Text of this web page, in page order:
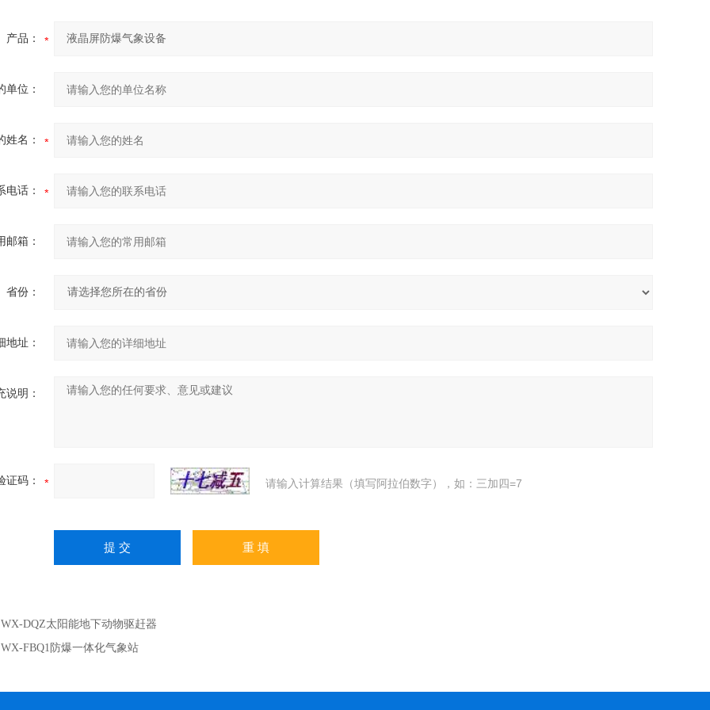
产品：
单位：
姓名：
电话：
邮箱：
省份：
地址：
说明：
证码： 请输入计算结果（填写阿拉伯数字），如：三加四=7
WX-DQZ太阳能地下动物驱赶器
WX-FBQ1防爆一体化气象站